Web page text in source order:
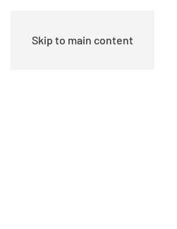
Skip to main content